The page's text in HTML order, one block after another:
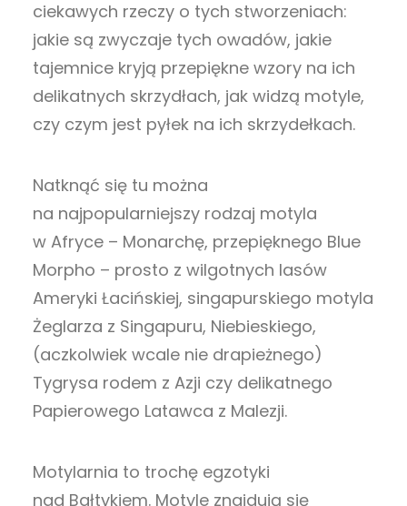
ciekawych rzeczy o tych stworzeniach:
jakie są zwyczaje tych owadów, jakie
tajemnice kryją przepiękne wzory na ich
delikatnych skrzydłach, jak widzą motyle,
czy czym jest pyłek na ich skrzydełkach.
Natknąć się tu można
na najpopularniejszy rodzaj motyla
w Afryce – Monarchę, przepięknego Blue
Morpho – prosto z wilgotnych lasów
Ameryki Łacińskiej, singapurskiego motyla
Żeglarza z Singapuru, Niebieskiego,
(aczkolwiek wcale nie drapieżnego)
Tygrysa rodem z Azji czy delikatnego
Papierowego Latawca z Malezji.
Motylarnia to trochę egzotyki
nad Bałtykiem. Motyle znajdują się